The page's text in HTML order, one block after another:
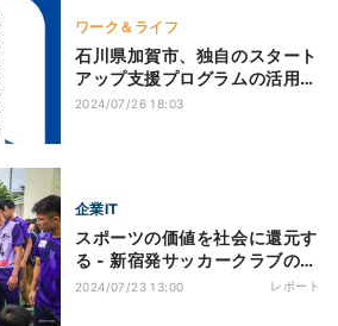
ワーク＆ライフ
石川県加賀市、独自のスタート
アップ支援プログラムの活用事
例を紹介
2024/07/26 18:03
企業IT
スポーツの価値を社会に還元す
る - 新宿発サッカークラブの挑
戦
2024/07/23 13:00 レポート